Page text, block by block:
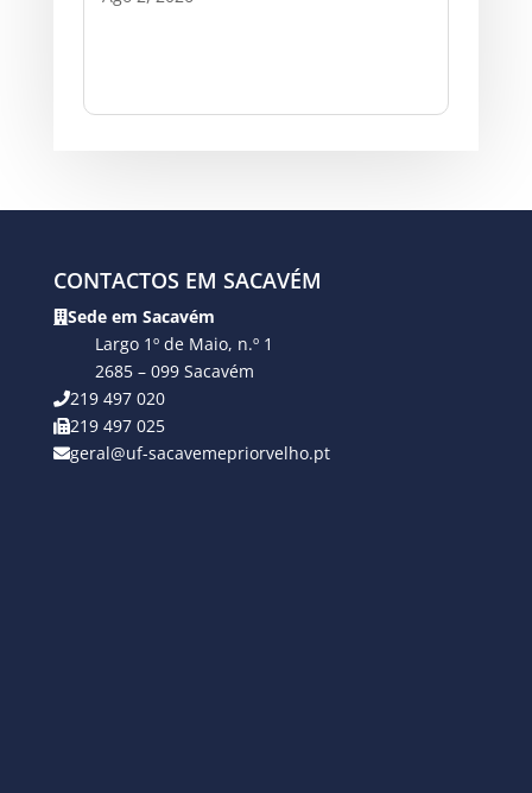
CONTACTOS EM SACAVÉM
Sede em Sacavém
Largo 1º de Maio, n.º 1
2685 – 099 Sacavém
219 497 020
219 497 025
geral@uf-sacavemepriorvelho.pt